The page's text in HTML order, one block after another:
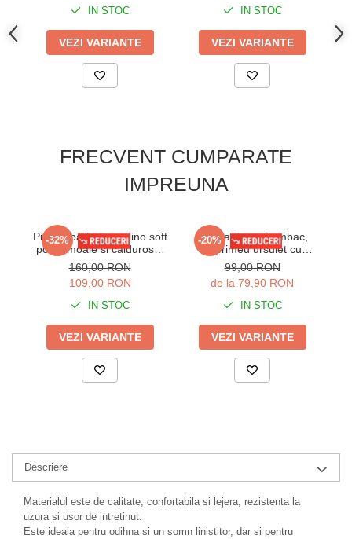
IN STOC
VEZI VARIANTE
IN STOC
VEZI VARIANTE
FRECVENT CUMPARATE
IMPREUNA
-32%
Pijama barbat cocolino soft
polar, moale si caldurosa,
cu buzunare kaki 7209
160,00 RON
109,00 RON
IN STOC
VEZI VARIANTE
-20%
Pijama dama bumbac,
imprimeu ursulet cu
inimioare, bej 104
99,00 RON
de la 79,90 RON
IN STOC
VEZI VARIANTE
Descriere
Materialul este de calitate, confortabila si lejera, rezistenta la
uzura si usor de intretinut.
Este ideala pentru odihna si un somn linistitor, dar si pentru